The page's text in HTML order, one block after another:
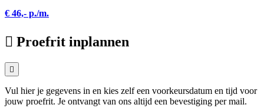
€ 46,- p./m.
Proefrit inplannen
Vul hier je gegevens in en kies zelf een voorkeursdatum en tijd voor
jouw proefrit. Je ontvangt van ons altijd een bevestiging per mail.